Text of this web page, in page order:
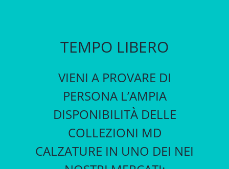
TEMPO LIBERO
VIENI A PROVARE DI
PERSONA L’AMPIA
DISPONIBILITÀ DELLE
COLLEZIONI MD
CALZATURE IN UNO DEI NEI